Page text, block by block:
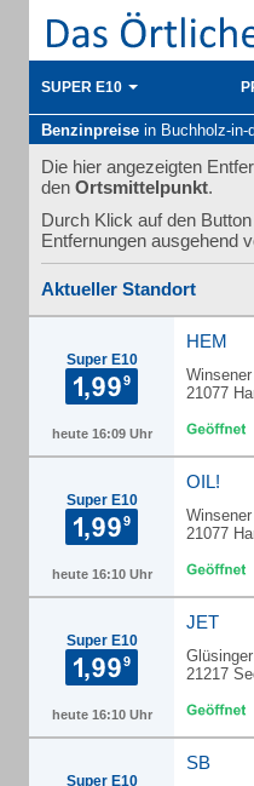
SUPER E10
Benzinpreise in Buchholz-in-
Die hier angezeigten
den Ortsmittelpunkt.
Durch Klick auf den
Entfernungen ausgehend
Aktueller Standort
Super E10
heute 16:09 Uhr
HEM
21077
Super E10
heute 16:10 Uhr
OIL!
21077
Super E10
heute 16:10 Uhr
JET
21217
Super E10
SB